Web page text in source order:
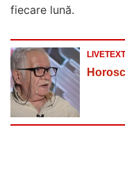
fiecare lună.
LIVETEXT